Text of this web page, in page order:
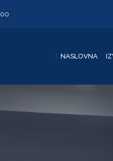
00
NASLOVNA